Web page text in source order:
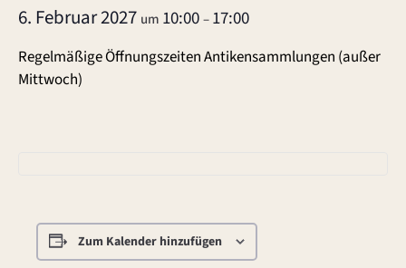
6. Februar 2027 um 10:00–17:00
Regelmäßige Öffnungszeiten Antikensammlungen (außer
Mittwoch)
Zum Kalender hinzufügen